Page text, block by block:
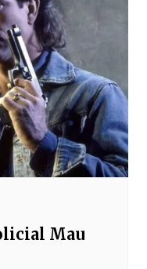
Mau